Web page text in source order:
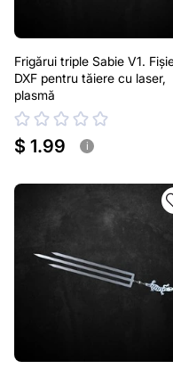
Frigărui triple Sabie V1.
DXF pentru tăiere cu laser,
plasmă
$ 1.99 i